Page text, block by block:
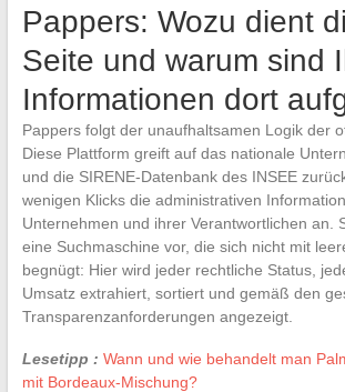
Pappers: Wozu dient
Seite und warum sind
Informationen dort
Pappers folgt der unaufhaltsamen Logik der
Diese Plattform greift auf das nationale
und die SIRENE-Datenbank des INSEE
wenigen Klicks die administrativen
Unternehmen und ihrer Verantwortlichen an.
eine Suchmaschine vor, die sich nicht mit
begnügt: Hier wird jeder rechtliche Status,
Umsatz extrahiert, sortiert und gemäß den
Transparenzanforderungen angezeigt.
Lesetipp : Wann und wie behandelt man
mit Bordeaux-Mischung?